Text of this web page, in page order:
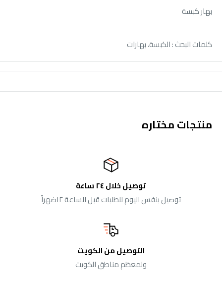
بهار كبسة
كلمات البحث : الكبسة، بهارات
منتجات مختاره
توصيل خلال ٢٤ ساعة
توصيل بنفس اليوم للطلبات قبل الساعة ١٢ضهراً
التوصيل من الكويت
ولمعظم مناطق الكويت